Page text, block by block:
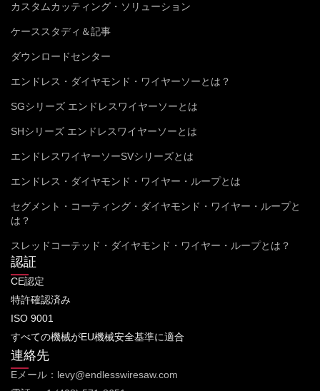
カスタムカッティング・ソリューション
ケーススタディ＆記事
ダウンロードセンター
エンドレス・ダイヤモンド・ワイヤーソーとは？
SGシリーズ エンドレスワイヤーソーとは
SHシリーズ エンドレスワイヤーソーとは
エンドレスワイヤーソーSVシリーズとは
エンドレス・ダイヤモンド・ワイヤー・ループとは
セグメント・コーティング・ダイヤモンド・ワイヤー・ループと
は？
スレッドコーテッド・ダイヤモンド・ワイヤー・ループとは？
認証
CE認定
特許確認済み
ISO 9001
すべての機械がEU機械安全基準に適合
連絡先
Eメール：levy@endlesswiresaw.com